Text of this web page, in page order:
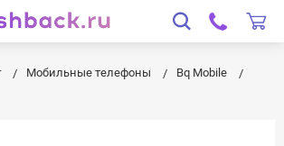
Мобильные телефоны
Bq Mobile